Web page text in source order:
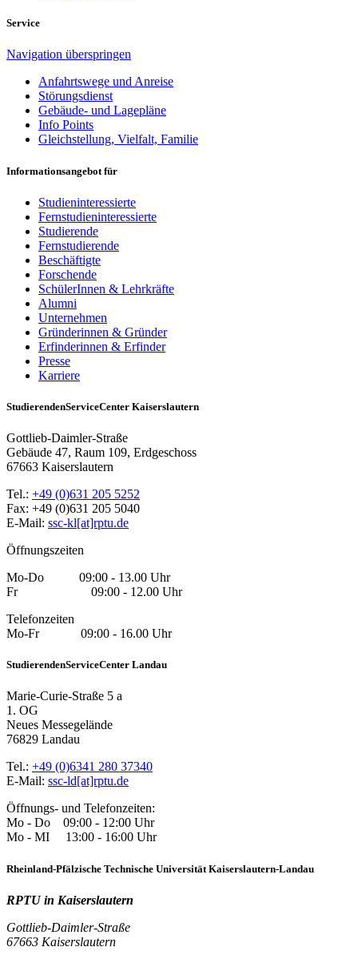
Service
Navigation überspringen
Anfahrtswege und Anreise
Störungsdienst
Gebäude- und Lagepläne
Info Points
Gleichstellung, Vielfalt, Familie
Informationsangebot für
Studieninteressierte
Fernstudieninteressierte
Studierende
Fernstudierende
Beschäftigte
Forschende
SchülerInnen & Lehrkräfte
Alumni
Unternehmen
Gründerinnen & Gründer
Erfinderinnen & Erfinder
Presse
Karriere
StudierendenServiceCenter Kaiserslautern
Gottlieb-Daimler-Straße
Gebäude 47, Raum 109, Erdgeschoss
67663 Kaiserslautern
Tel.: +49 (0)631 205 5252
Fax: +49 (0)631 205 5040
E-Mail: ssc-kl[at]rptu.de
Öffnungszeiten
Mo-Do 09:00 - 13.00 Uhr
Fr 09:00 - 12.00 Uhr
Telefonzeiten
Mo-Fr 09:00 - 16.00 Uhr
StudierendenServiceCenter Landau
Marie-Curie-Straße 5 a
1. OG
Neues Messegelände
76829 Landau
Tel.: +49 (0)6341 280 37340
E-Mail: ssc-ld[at]rptu.de
Öffnungs- und Telefonzeiten:
Mo - Do 09:00 - 12:00 Uhr
Mo - MI 13:00 - 16:00 Uhr
Rheinland-Pfälzische Technische Universität Kaiserslautern-Landau
RPTU in Kaiserslautern
Gottlieb-Daimler-Straße
67663 Kaiserslautern